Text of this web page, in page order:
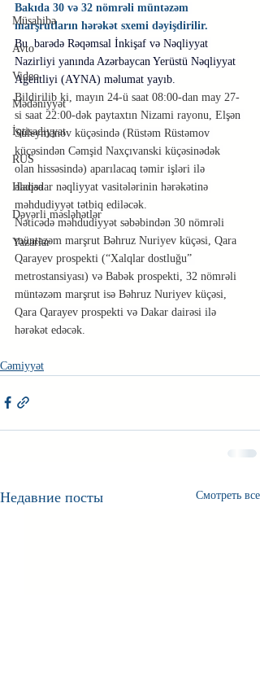
Müsahibə
Avto
Video
Mədəniyyət
İqtisadiyyat
RUS
Hadisə
Dəyərli məsləhətlər
Yazarlar
Bakıda 30 və 32 nömrəli müntəzəm
marşrutların hərəkət sxemi dəyişdirilir.
Bu barədə Rəqəmsal İnkişaf və Nəqliyyat
Nazirliyi yanında Azərbaycan Yerüstü Nəqliyyat
Agentliyi (AYNA) məlumat yayıb.
Bildirilib ki, mayın 24-ü saat 08:00-dan may 27-
si saat 22:00-dək paytaxtın Nizami rayonu, Elşən
Süleymanov küçəsində (Rüstəm Rüstəmov
küçəsindən Cəmşid Naxçıvanski küçəsinədək
olan hissəsində) aparılacaq təmir işləri ilə
əlaqədar nəqliyyat vasitələrinin hərəkətinə
məhdudiyyət tətbiq ediləcək.
Nəticədə məhdudiyyət səbəbindən 30 nömrəli
müntəzəm marşrut Bəhruz Nuriyev küçəsi, Qara
Qarayev prospekti (“Xalqlar dostluğu”
metrostansiyası) və Babək prospekti, 32 nömrəli
müntəzəm marşrut isə Bəhruz Nuriyev küçəsi,
Qara Qarayev prospekti və Dakar dairəsi ilə
hərəkət edəcək.
Cəmiyyət
Недавние посты Смотреть все